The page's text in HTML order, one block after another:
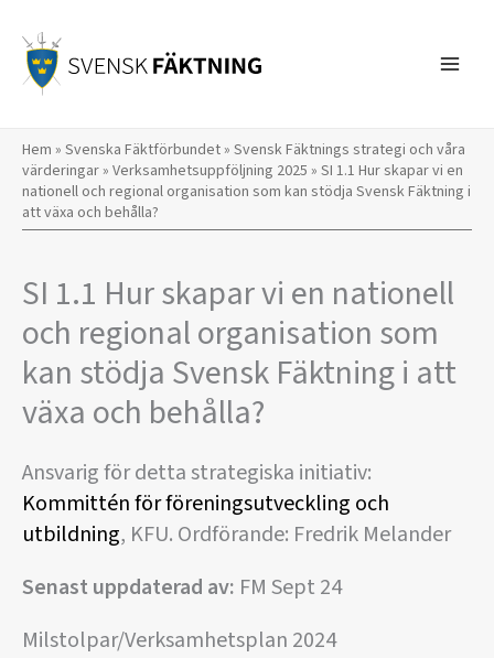
innehåll
Hem » Svenska Fäktförbundet» Svensk Fäktnings strategi och våra
värderingar» Verksamhetsuppföljning 2025 » SI 1.1 Hur skapar vi en
nationell och regional organisation som kan stödja Svensk Fäktning i
att växa och behålla?
SI 1.1 Hur skapar vi en nationell
och regional organisation som
kan stödja Svensk Fäktning i att
växa och behålla?
Ansvarig för detta strategiska initiativ:
Kommittén för föreningsutveckling och
utbildning, KFU. Ordförande: Fredrik Melander
Senast uppdaterad av: FM Sept 24
Milstolpar/Verksamhetsplan 2024